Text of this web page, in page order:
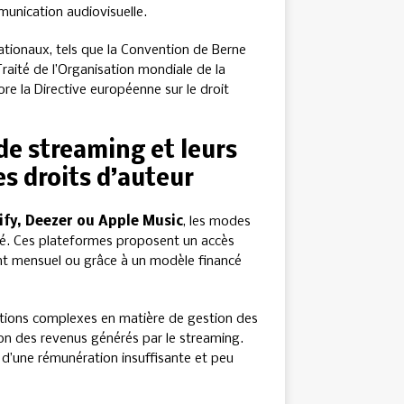
audiovisuelle.
tels que la Convention de Berne
de l’Organisation mondiale de la
la Directive européenne sur le droit
streaming et leurs
droits d’auteur
Deezer ou Apple Music, les modes
Ces plateformes proposent un accès
mensuel ou grâce à un modèle financé
complexes en matière de gestion des
des revenus générés par le streaming.
rémunération insuffisante et peu